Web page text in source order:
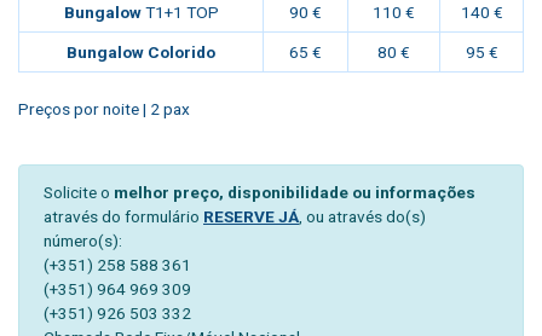
BungalowT1+1 TOP 90 € 110 € 140 €
Bungalow Colorido 65 € 80 € 95 €
Preços por noite | 2 pax
Solicite o melhor preço, disponibilidade ou informações
através do formulário RESERVE JÁ , ou através do(s)
número(s):
(+351) 258 588 361
(+351) 964 969 309
(+351) 926 503 332